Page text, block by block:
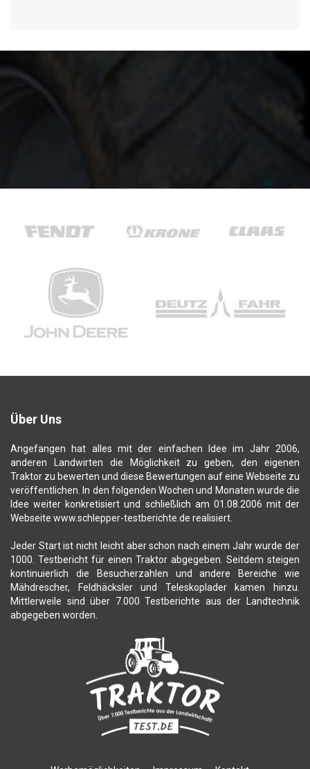
Über Uns
Angefangen hat alles mit der einfachen Idee im Jahr 2006,
anderen Landwirten die Möglichkeit zu geben, den eigenen
Traktor zu bewerten und diese Bewertungen auf eine Webseite zu
veröffentlichen. In den folgenden Wochen und Monaten wurde die
Idee weiter konkretisiert und schließlich am 01.08.2006 mit der
Webseite www.schlepper-testberichte.de realisiert.
Jeder Start ist nicht leicht aber schon nach einem Jahr wurde der
1000. Testbericht für einen Traktor abgegeben. Seitdem steigen
kontinuierlich die Besucherzahlen und andere Bereiche wie
Mähdrescher, Feldhäcksler und Teleskoplader kamen hinzu.
Mittlerweile sind über 7.000 Testberichte aus der Landtechnik
abgegeben worden.